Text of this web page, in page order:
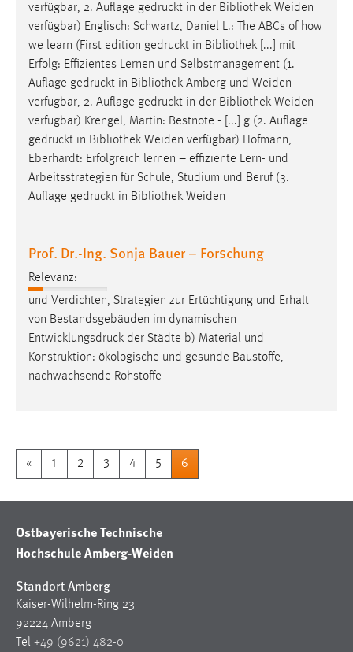
verfügbar, 2. Auflage gedruckt in der Bibliothek Weiden
verfügbar) Englisch: Schwartz, Daniel L.: The ABCs of how
we learn (First edition gedruckt in Bibliothek [...] mit
Erfolg: Effizientes Lernen und Selbstmanagement (1.
Auflage gedruckt in Bibliothek Amberg und Weiden
verfügbar, 2. Auflage gedruckt in der Bibliothek Weiden
verfügbar) Krengel, Martin: Bestnote - [...] g (2. Auflage
gedruckt in Bibliothek Weiden verfügbar) Hofmann,
Eberhardt: Erfolgreich lernen – effiziente Lern- und
Arbeitsstrategien für Schule, Studium und Beruf (3.
Auflage gedruckt in Bibliothek Weiden
Prof. Dr.-Ing. Sonja Bauer – Forschung
Relevanz:
und Verdichten, Strategien zur Ertüchtigung und Erhalt
von Bestandsgebäuden im dynamischen
Entwicklungsdruck der Städte b) Material und
Konstruktion: ökologische und gesunde Baustoffe,
nachwachsende Rohstoffe
« 1 2 3 4 5 6
Ostbayerische Technische
Hochschule Amberg-Weiden
Standort Amberg
Kaiser-Wilhelm-Ring 23
92224 Amberg
Tel +49 (9621) 482-0